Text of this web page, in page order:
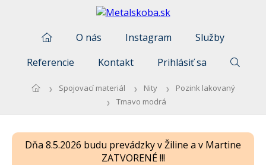
O nás Instagram
Služby
Referencie
Kontakt Prihlásiť sa
Spojovací materiál Nity
Pozink lakovaný
Tmavo modrá
Dňa 8.5.2026 budu prevádzky v Žiline a v Martine
ZATVORENÉ !!!